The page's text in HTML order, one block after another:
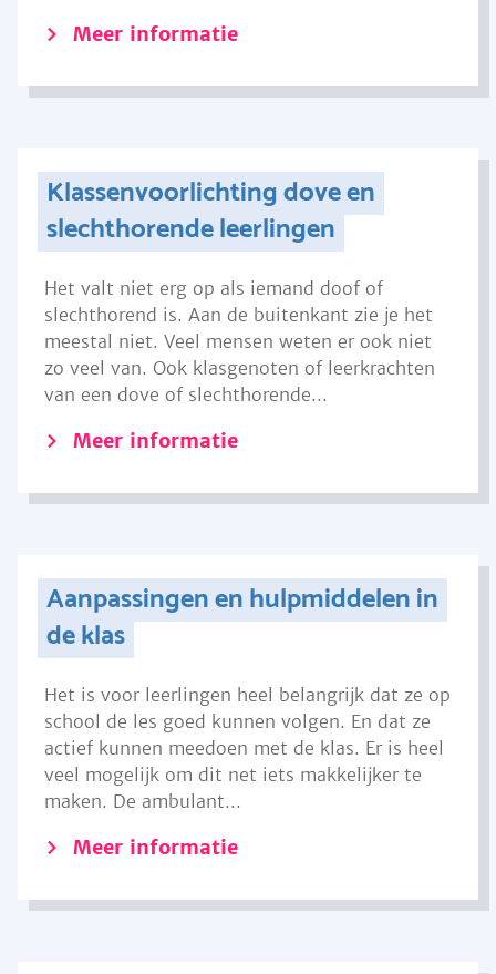
Meer informatie
Klassenvoorlichting dove en
slechthorende leerlingen
Het valt niet erg op als iemand doof of
slechthorend is. Aan de buitenkant zie je het
meestal niet. Veel mensen weten er ook niet
zo veel van. Ook klasgenoten of leerkrachten
van een dove of slechthorende...
Meer informatie
Aanpassingen en hulpmiddelen in
de klas
Het is voor leerlingen heel belangrijk dat ze op
school de les goed kunnen volgen. En dat ze
actief kunnen meedoen met de klas. Er is heel
veel mogelijk om dit net iets makkelijker te
maken. De ambulant...
Meer informatie